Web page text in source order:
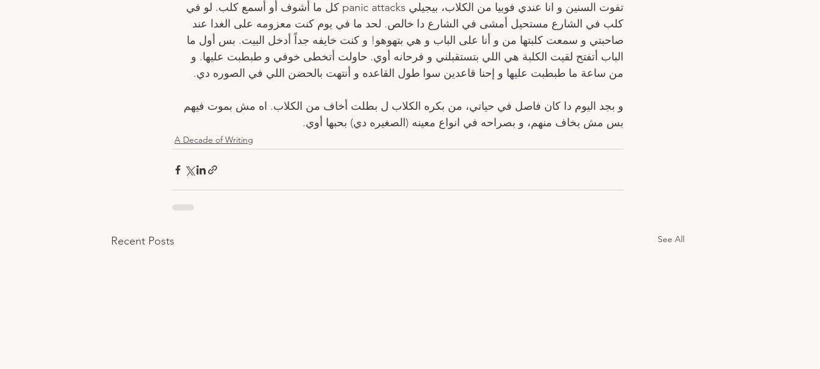
تفوت السنين و انا عندي فوبيا من الكلاب، بيجيلي panic attacks كل ما أشوف أو أسمع كلب. لو في
كلب في الشارع مستحيل أمشى في الشارع دا خالص. لحد ما في يوم كنت معزومه على الغدا عند
صاحبتي و سمعت كلبتها من و أنا على الباب و هي بتهوهو! و كنت خايفه جداً أدخل البيت. بس أول ما
الباب أتفتح لقيت الكلبة هي اللي بتستقبلني و فرحانه أوي. حاولت أتخطى خوفي و طبطبت عليها. و
من ساعة ما طبطبت عليها و إحنا قاعدين سوا طول القاعده و أنتهت بالحضن اللي في الصوره دي.
و بجد اليوم دا كان فاصل في حياتي، من بكره الكلاب ل بطلت أخاف من الكلاب. اه مش بموت فيهم
بس مش بخاف منهم، و بصراحه في انواع معينه (الصغيره دي) بحبها أوي.
A Decade of Writing
Recent Posts See All